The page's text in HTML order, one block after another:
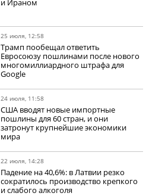
25 июля, 12:58
Трамп пообещал ответить
Евросоюзу пошлинами после нового
многомиллиардного штрафа для
Google
24 июля, 11:58
США вводят новые импортные
пошлины для 60 стран, и они
затронут крупнейшие экономики
мира
22 июля, 14:28
Падение на 40,6%: в Латвии резко
сократилось производство крепкого
и слабого алкоголя